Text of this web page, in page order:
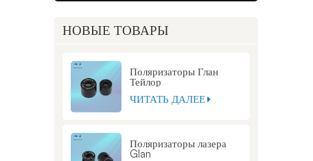
НОВЫЕ ТОВАРЫ
Поляризаторы Глан
Тейлор
ЧИТАТЬ ДАЛЕЕ
Поляризаторы лазера
Glan